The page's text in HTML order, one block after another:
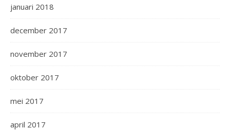
januari 2018
december 2017
november 2017
oktober 2017
mei 2017
april 2017